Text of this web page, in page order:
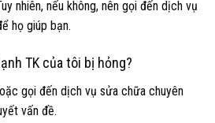
nhiên, nếu không, nên gọi đến dịch vụ
họ giúp bạn.
TK của tôi bị hỏng?
gọi đến dịch vụ sửa chữa chuyên
vấn đề.